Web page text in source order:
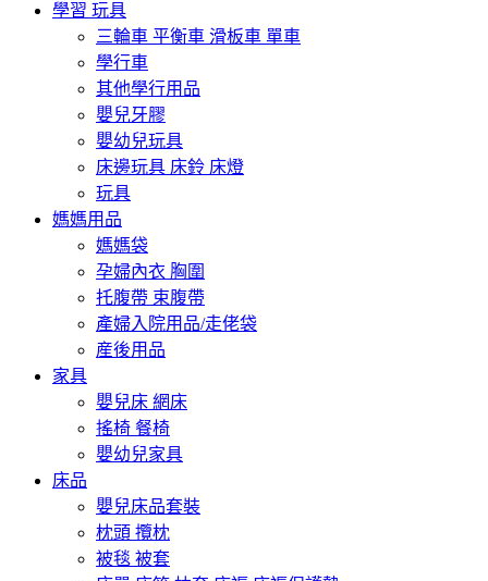
學習 玩具
三輪車 平衡車 滑板車 單車
學行車
其他學行用品
嬰兒牙膠
嬰幼兒玩具
床邊玩具 床鈴 床燈
玩具
媽媽用品
媽媽袋
孕婦內衣 胸圍
托腹帶 束腹帶
產婦入院用品/走佬袋
産後用品
家具
嬰兒床 網床
搖椅 餐椅
嬰幼兒家具
床品
嬰兒床品套裝
枕頭 攬枕
被毯 被套